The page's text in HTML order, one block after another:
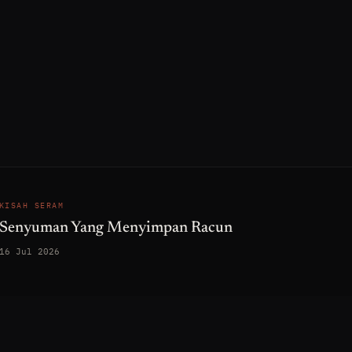
KISAH SERAM
Senyuman Yang Menyimpan Racun
16 Jul 2026